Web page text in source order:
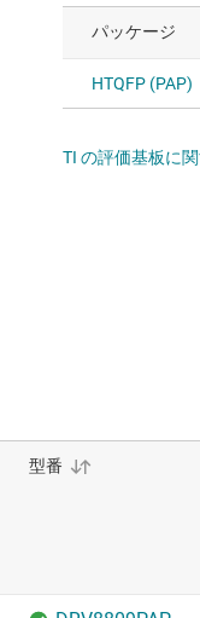
パッケージ
HTQFP (PAP)
TI の評価基板に